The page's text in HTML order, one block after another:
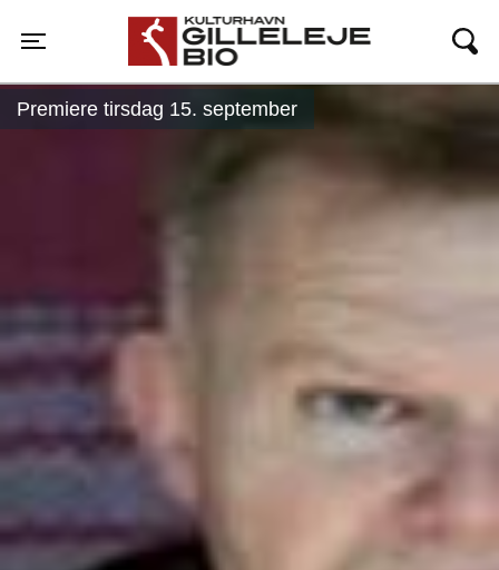
Toggle navigation
Gilleleje Bio
Premiere tirsdag 15. september